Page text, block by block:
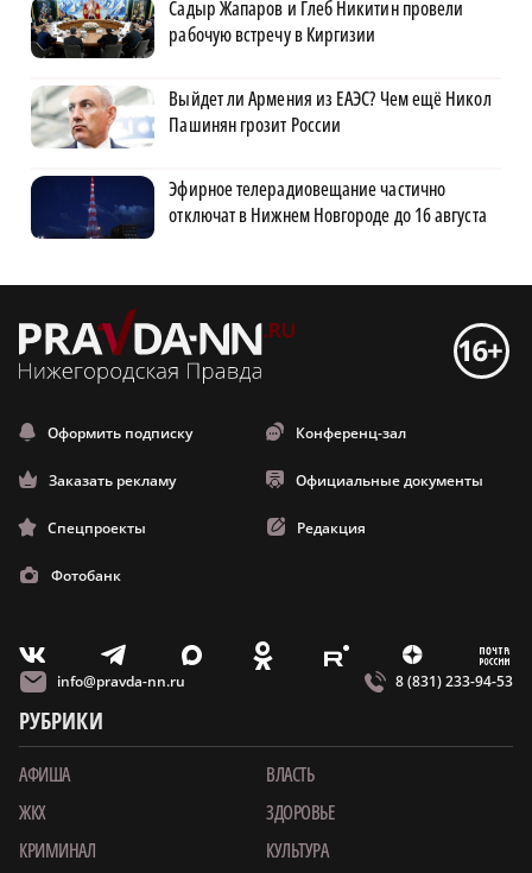
Садыр Жапаров и Глеб Никитин провели
рабочую встречу в Киргизии
Выйдет ли Армения из ЕАЭС? Чем ещё Никол
Пашинян грозит России
Эфирное телерадиовещание частично
отключат в Нижнем Новгороде до 16 августа
Оформить подписку Конференц-зал
Заказать рекламу Официальные документы
Спецпроекты Редакция
Фотобанк
V T X O E Z m
info@pravda-nn.ru 8 (831) 233-94-53
РУБРИКИ
АФИША
ВЛАСТЬ
ЖКХ
ЗДОРОВЬЕ
КРИМИНАЛ
КУЛЬТУРА